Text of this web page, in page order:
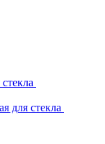
для стекла